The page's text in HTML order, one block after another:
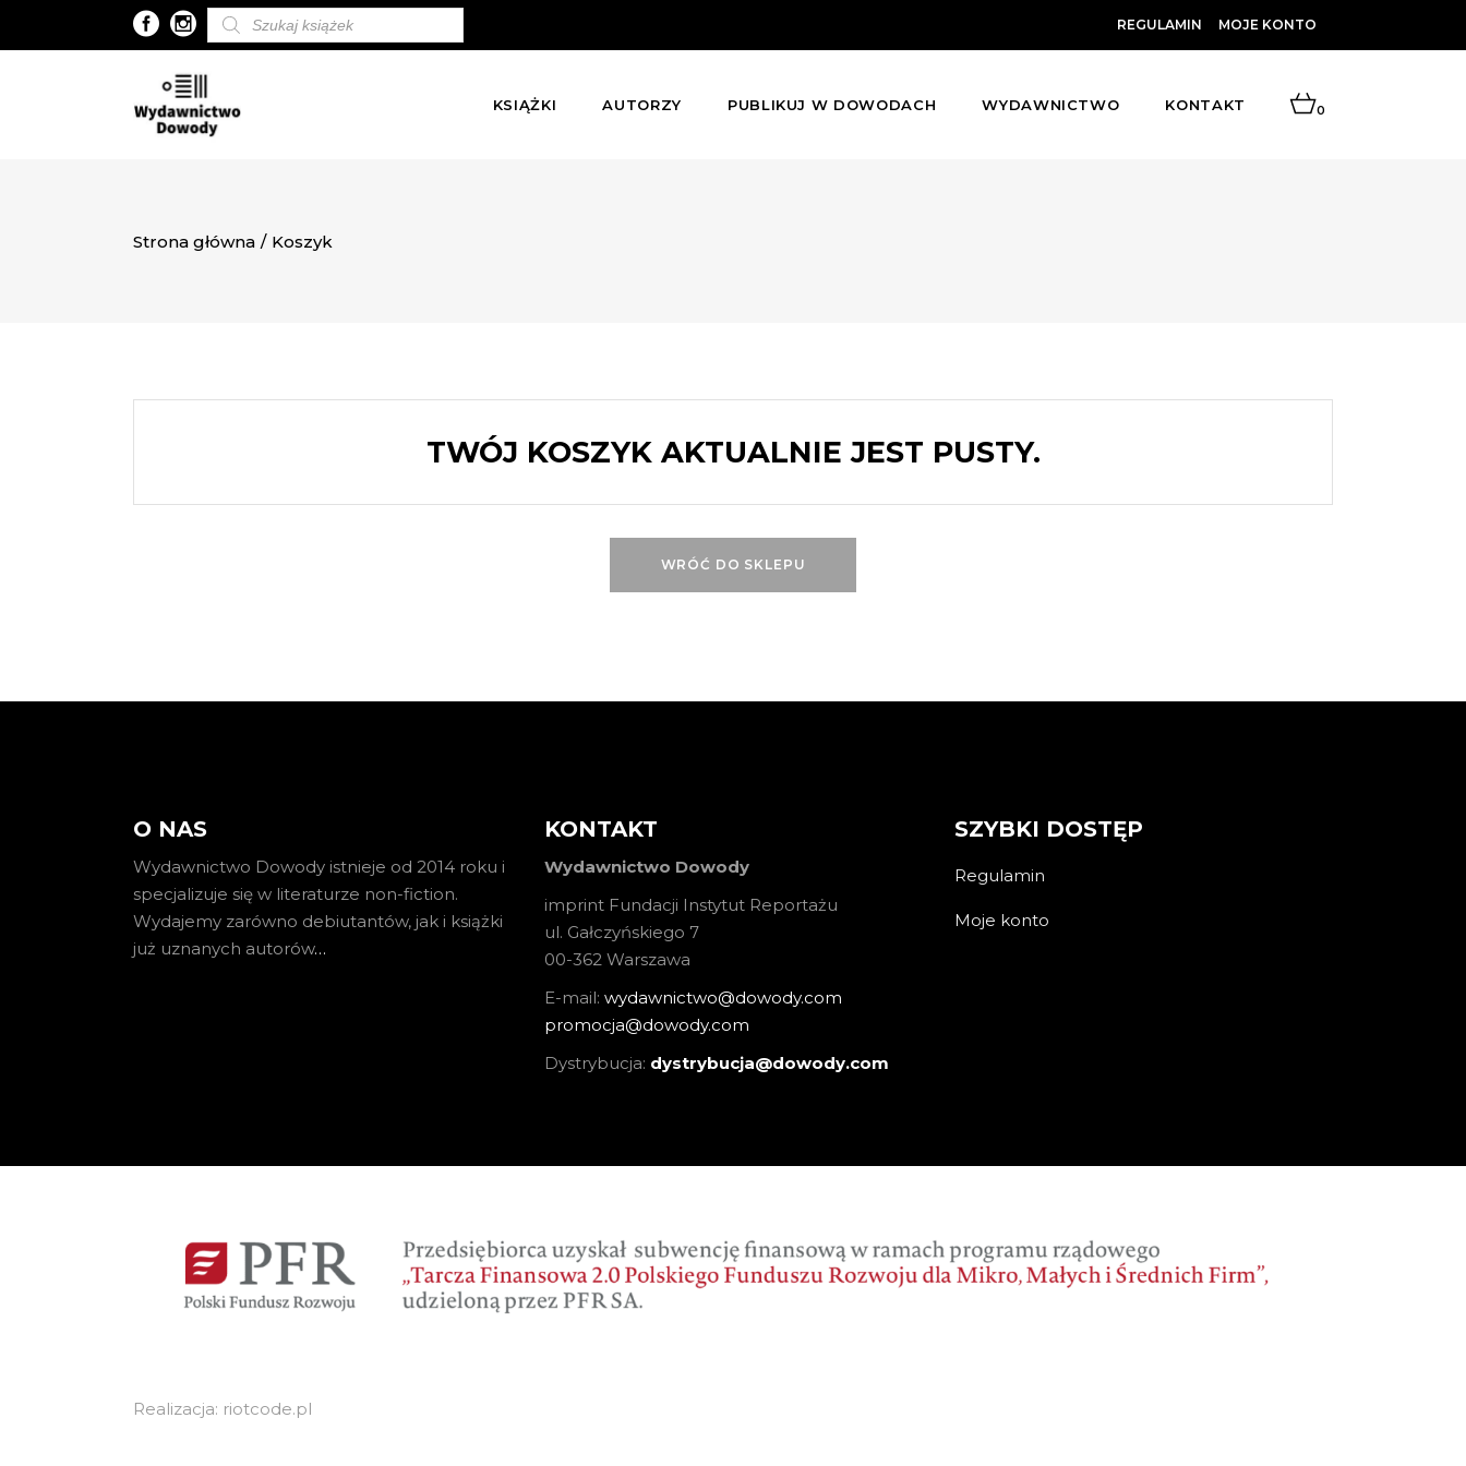
Wyszukiwarka
produktów
REGULAMIN MOJE KONTO
KSIĄŻKI AUTORZY PUBLIKUJ W DOWODACH WYDAWNICTWO KONTAKT 0
Strona główna / Koszyk
TWÓJ KOSZYK AKTUALNIE JEST PUSTY.
WRÓĆ DO SKLEPU
O NAS
Wydawnictwo Dowody istnieje od 2014 roku i
specjalizuje się w literaturze non-fiction.
Wydajemy zarówno debiutantów, jak i książki
już uznanych autorów…
KONTAKT
Wydawnictwo Dowody
imprint Fundacji Instytut Reportażu
ul. Gałczyńskiego 7
00-362 Warszawa
E-mail: wydawnictwo@dowody.com
promocja@dowody.com
Dystrybucja: dystrybucja@dowody.com
SZYBKI DOSTĘP
Regulamin
Moje konto
Realizacja: riotcode.pl